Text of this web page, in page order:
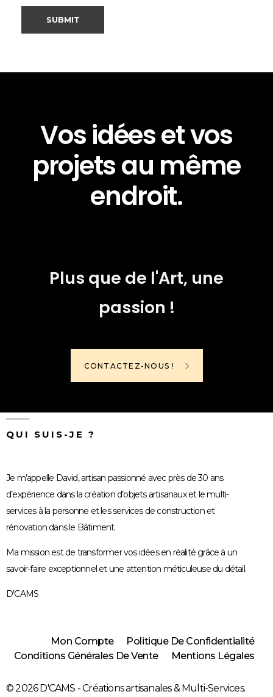
Vos idées et vos
projets au même
endroit.
Plus que de l'Art, une
passion !
CONTACTEZ-NOUS !
QUI SUIS-JE ?
Je m’appelle David, artisan passionné avec près de 30 ans
d’expérience dans la création d’objets artisanaux et le multi-
services à la personne et les services de construction et
rénovation dans le Bâtiment.
Ma mission est de transformer vos idées en réalité grâce à un
savoir-faire exceptionnel et une attention méticuleuse du détail.
D'CAMS
Mon Compte
Politique De Confidentialité
Conditions Générales De Vente
Mentions Légales
© 2026 D'CAMS - Créations artisanales & Multi-Services.